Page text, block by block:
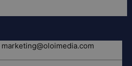
marketing@oloimedia.com